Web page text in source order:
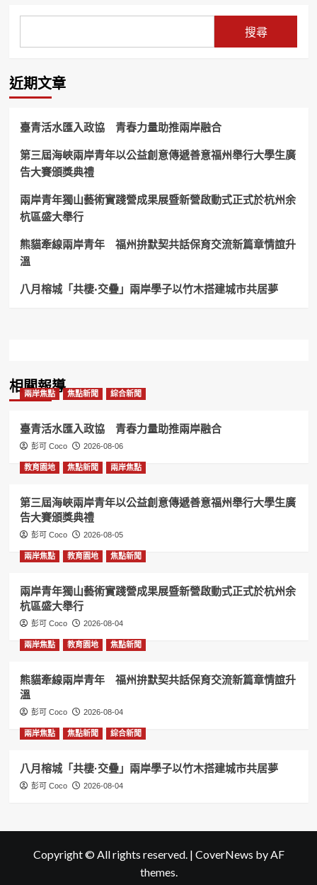
裝
廠
曝
察
拳
查
越
籍
販
毒
集
搜尋
近期文章
臺青活水匯入政協 青春力量助推兩岸融合
第三屆海峽兩岸青年以公益創意傳遞善意福州舉行大學生廣
告大賽頒獎典禮
兩岸青年獨山藝術實踐營成果展暨新營啟動式正式於杭州余
杭區盛大舉行
熊貓牽線兩岸青年 福州拚默契共話保育交流新篇章情誼升
溫
八月榕城「共棲·交疊」兩岸學子以竹木搭建城市共居夢
相關報導
兩岸焦點 焦點新聞 綜合新聞
臺青活水匯入政協 青春力量助推兩岸融合
彭可 Coco 2026-08-06
教育園地 焦點新聞 兩岸焦點
第三屆海峽兩岸青年以公益創意傳遞善意福州舉行大學生廣
告大賽頒獎典禮
彭可 Coco 2026-08-05
兩岸焦點 教育園地 焦點新聞
兩岸青年獨山藝術實踐營成果展暨新營啟動式正式於杭州余
杭區盛大舉行
彭可 Coco 2026-08-04
兩岸焦點 教育園地 焦點新聞
熊貓牽線兩岸青年 福州拚默契共話保育交流新篇章情誼升
溫
彭可 Coco 2026-08-04
兩岸焦點 焦點新聞 綜合新聞
八月榕城「共棲·交疊」兩岸學子以竹木搭建城市共居夢
彭可 Coco 2026-08-04
Copyright © All rights reserved. | CoverNews by AF
themes.